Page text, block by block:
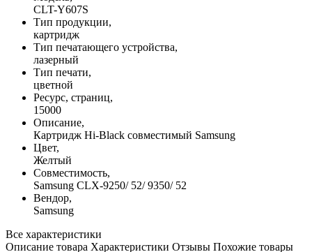
CLT-Y607S
Тип продукции,
картридж
Тип печатающего устройства,
лазерный
Тип печати,
цветной
Ресурс, страниц,
15000
Описание,
Картридж Hi-Black совместимый Samsung
Цвет,
Желтый
Совместимость,
Samsung CLX-9250/ 52/ 9350/ 52
Вендор,
Samsung
Все характеристики
Описание товара Характеристики Отзывы Похожие товары